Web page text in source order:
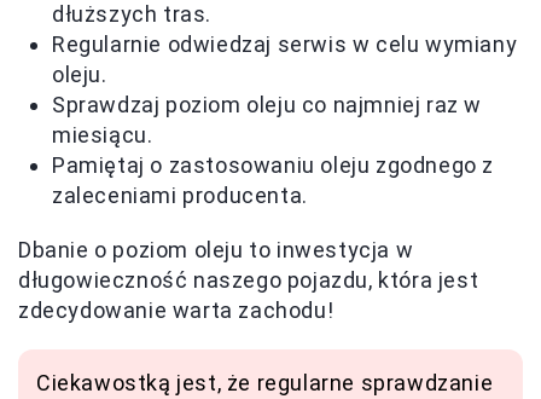
dłuższych tras.
Regularnie odwiedzaj serwis w celu wymiany
oleju.
Sprawdzaj poziom oleju co najmniej raz w
miesiącu.
Pamiętaj o zastosowaniu oleju zgodnego z
zaleceniami producenta.
Dbanie o poziom oleju to inwestycja w
długowieczność naszego pojazdu, która jest
zdecydowanie warta zachodu!
Ciekawostką jest, że regularne sprawdzanie